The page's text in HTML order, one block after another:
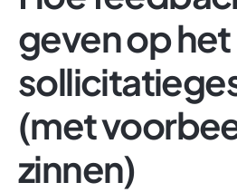
geven op het
(met
zinnen)